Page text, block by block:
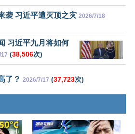
袭 习近平遭灭顶之灾 2026/7/18
习近平九月将如何
(38,506次)
了？ 2026/7/17 (37,723次)